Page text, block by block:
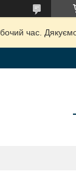
час. Дякуємо